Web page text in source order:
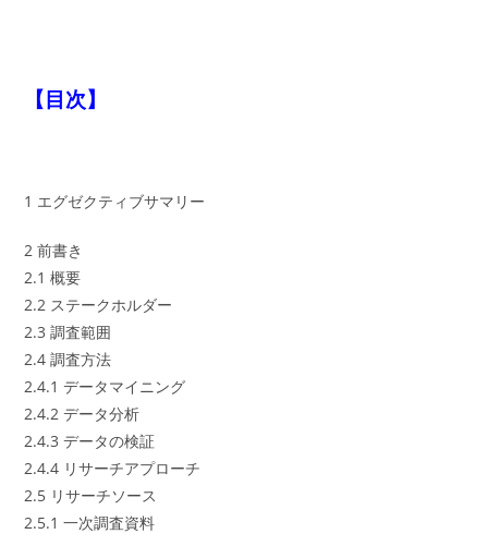
【目次】
1 エグゼクティブサマリー
2 前書き
2.1 概要
2.2 ステークホルダー
2.3 調査範囲
2.4 調査方法
2.4.1 データマイニング
2.4.2 データ分析
2.4.3 データの検証
2.4.4 リサーチアプローチ
2.5 リサーチソース
2.5.1 一次調査資料